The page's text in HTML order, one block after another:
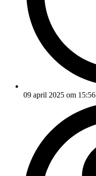
09 april 2025 om 15:56